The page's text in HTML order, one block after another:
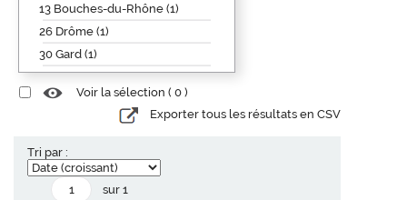
13 Bouches-du-Rhône (1)
26 Drôme (1)
30 Gard (1)
Voir la sélection ( 0 )
Exporter tous les résultats en CSV
Tri par :
sur 1